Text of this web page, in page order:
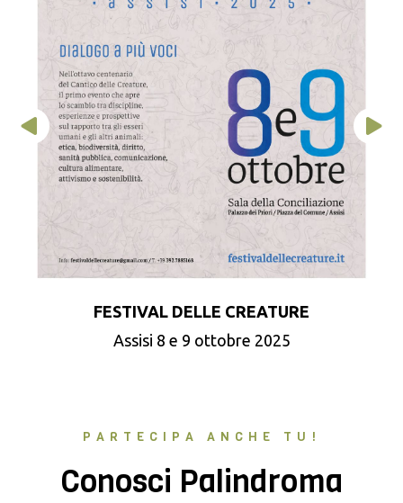
FESTIVAL DELLE CREATURE
Assisi 8 e 9 ottobre 2025
PARTECIPA ANCHE TU!
Conosci Palindroma